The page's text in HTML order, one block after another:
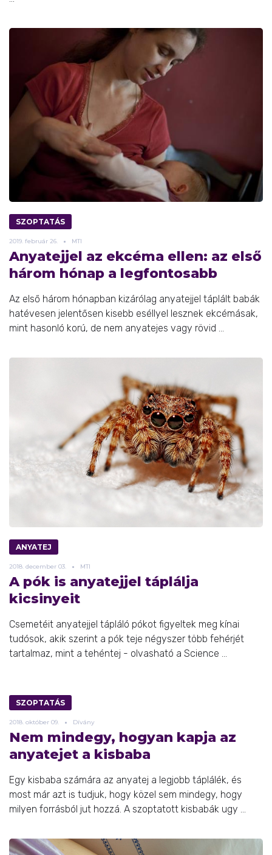
SZOPTATÁS
2019. február 26. MTI
Anyatejjel az ekcéma ellen: az első
három hónap a legfontosabb
Az első három hónapban kizárólag anyatejjel táplált babák
hatévesen jelentősen kisebb eséllyel lesznek ekcémásak,
mint hasonló korú, de nem anyatejes vagy rövid ...
ANYATEJ
2018. december 03. MTI
A pók is anyatejjel táplálja
kicsinyeit
Csemetéit anyatejjel tápláló pókot figyeltek meg kínai
tudósok, akik szerint a pók teje négyszer több fehérjét
tartalmaz, mint a tehéntej - olvasható a Science ...
SZOPTATÁS
2018. október 09. Dívány
Nem mindegy, hogyan kapja az
anyatejet a kisbaba
Egy kisbaba számára az anyatej a legjobb táplálék, és
most már azt is tudjuk, hogy közel sem mindegy, hogy
milyen forrásból jut hozzá. A szoptatott kisbabák ugy ...